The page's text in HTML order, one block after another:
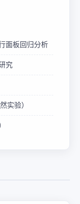
面板回归分析
究
实验）